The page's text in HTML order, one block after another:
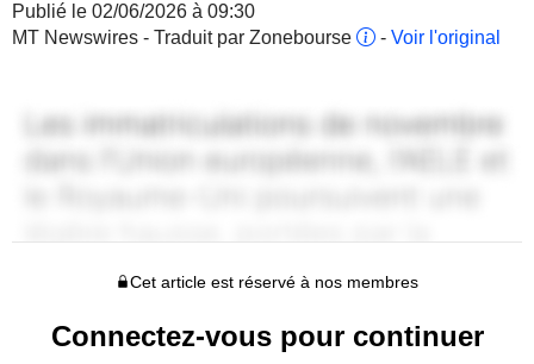
Publié le 02/06/2026 à 09:30
MT Newswires - Traduit par Zonebourse
- Voir l'original
Cet article est réservé à nos membres
Connectez-vous pour continuer